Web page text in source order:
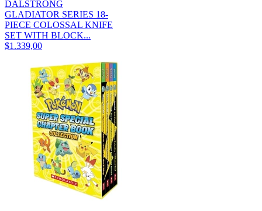
DALSTRONG
GLADIATOR SERIES 18-
PIECE COLOSSAL KNIFE
SET WITH BLOCK...
$1.339,00